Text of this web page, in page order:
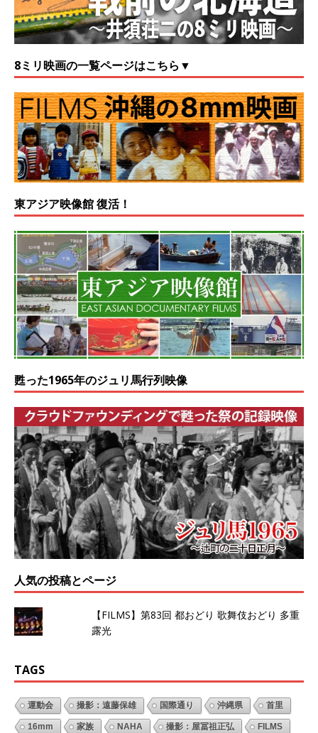
8ミリ映画の一覧ページはこちら▼
東アジア映像館 復活！
甦った1965年のジュリ馬行列映像
人気の投稿とページ
【FILMS】第83回 都おどり 歌舞伎おどり 多重
露光
TAGS
運動会 撮影：遠藤保雄 国際通り 沖縄県 首里
16mm 家族 NAHA 撮影：屋冨祖正弘 FILMS